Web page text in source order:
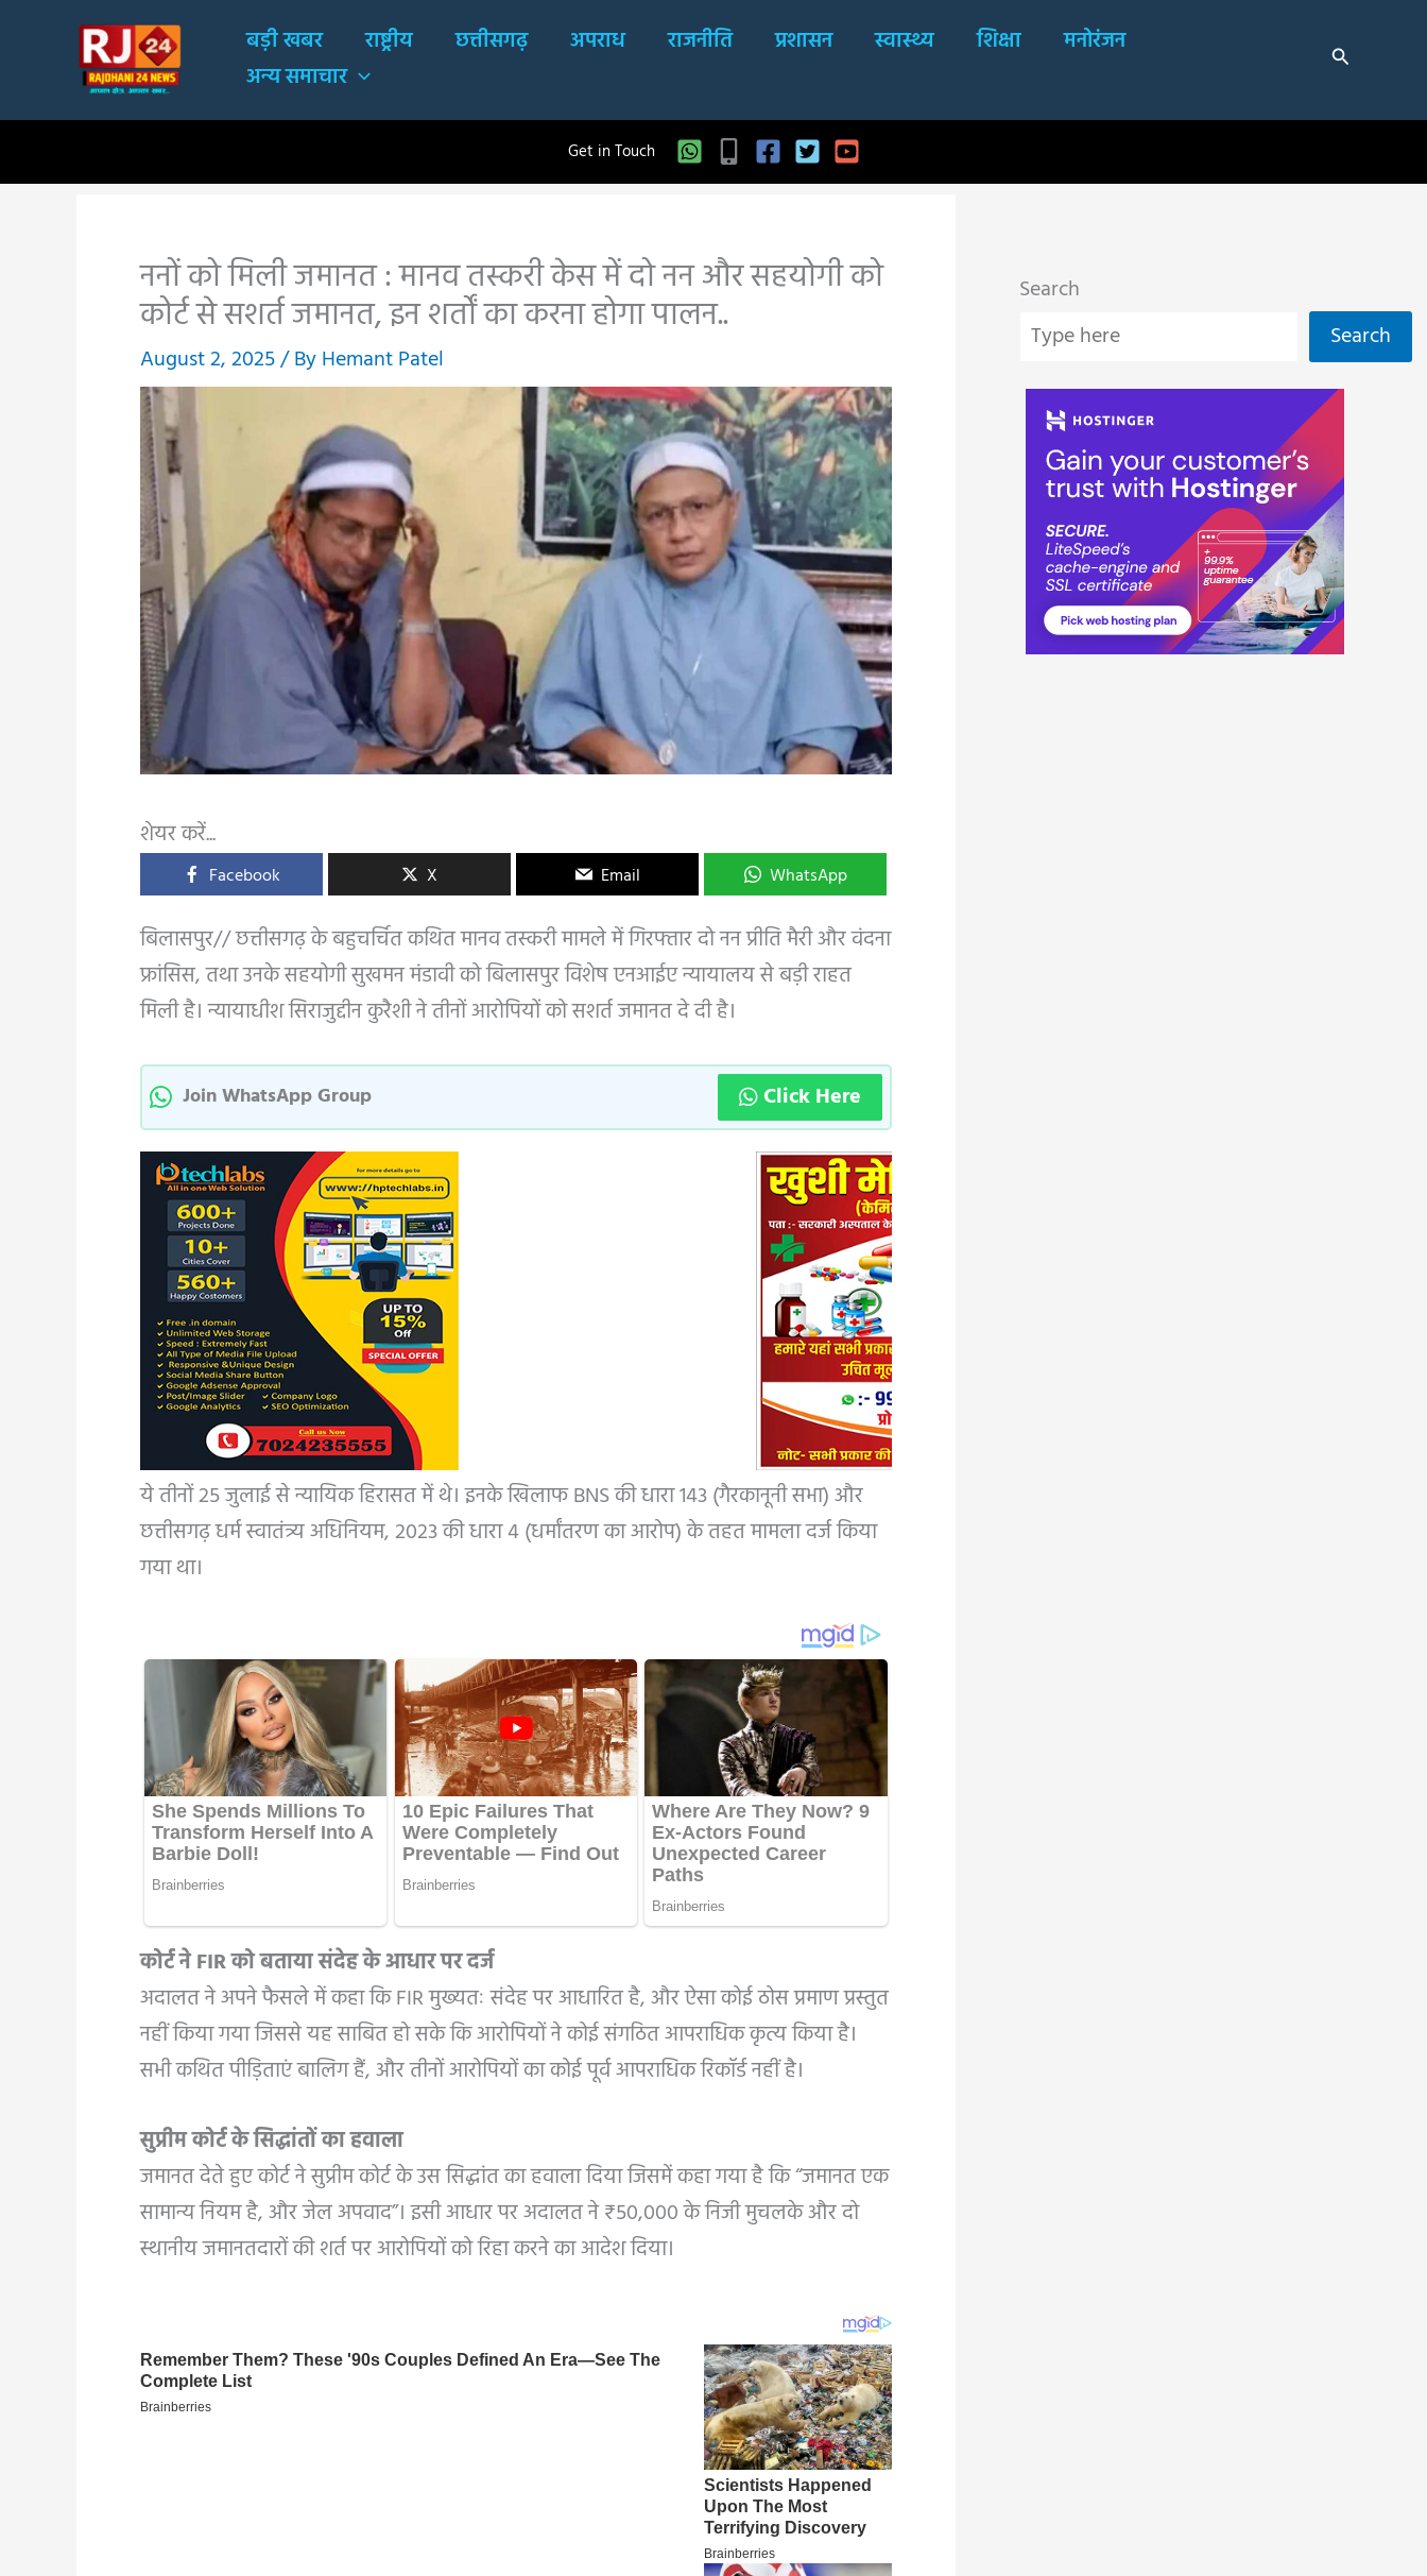
बड़ी खबर राष्ट्रीय छत्तीसगढ़ अपराध राजनीति प्रशासन स्वास्थ्य शिक्षा
मनोरंजन
अन्य समाचार
Search
Get in Touch
ननों को मिली जमानत : मानव तस्करी केस में दो नन और सहयोगी को
कोर्ट से सशर्त जमानत, इन शर्तों का करना होगा पालन..
August 2, 2025/ ByHemant Patel
शेयर करें...
Facebook X Email WhatsApp
बिलासपुर// छत्तीसगढ़ के बहुचर्चित कथित मानव तस्करी मामले में गिरफ्तार दो नन प्रीति मैरी और वंदना
फ्रांसिस, तथा उनके सहयोगी सुखमन मंडावी को बिलासपुर विशेष एनआईए न्यायालय से बड़ी राहत
मिली है। न्यायाधीश सिराजुद्दीन कुरैशी ने तीनों आरोपियों को सशर्त जमानत दे दी है।
Join WhatsApp Group Click Here
ये तीनों 25 जुलाई से न्यायिक हिरासत में थे। इनके खिलाफ BNS की धारा 143 (गैरकानूनी सभा) और
छत्तीसगढ़ धर्म स्वातंत्र्य अधिनियम, 2023 की धारा 4 (धर्मांतरण का आरोप) के तहत मामला दर्ज किया
गया था।
कोर्ट ने FIR को बताया संदेह के आधार पर दर्ज
अदालत ने अपने फैसले में कहा कि FIR मुख्यतः संदेह पर आधारित है, और ऐसा कोई ठोस प्रमाण प्रस्तुत
नहीं किया गया जिससे यह साबित हो सके कि आरोपियों ने कोई संगठित आपराधिक कृत्य किया है।
सभी कथित पीड़िताएं बालिग हैं, और तीनों आरोपियों का कोई पूर्व आपराधिक रिकॉर्ड नहीं है।
सुप्रीम कोर्ट के सिद्धांतों का हवाला
जमानत देते हुए कोर्ट ने सुप्रीम कोर्ट के उस सिद्धांत का हवाला दिया जिसमें कहा गया है कि “जमानत एक
सामान्य नियम है, और जेल अपवाद”। इसी आधार पर अदालत ने ₹50,000 के निजी मुचलके और दो
स्थानीय जमानतदारों की शर्त पर आरोपियों को रिहा करने का आदेश दिया।
Search
Search